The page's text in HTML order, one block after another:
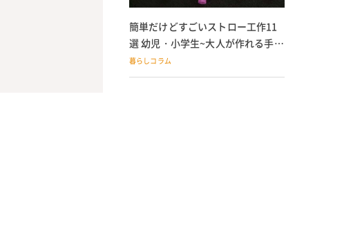
簡単だけどすごいストロー工作11
選 幼児・小学生~大人が作れる手作
りおもちゃ
暮らしコラム